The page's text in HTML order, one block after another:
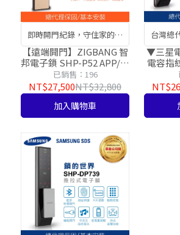
即時開門紀錄，守住家的每
一道關卡
【遠端開門】ZIGBANG 智
邦電子鎖 SHP-P52 APP/指
紋/卡片/密碼/鑰匙【台灣
總代理公司貨】
已銷售：196
NT$27,500NT$32,800
加入購物車
台灣總
▼三星
電容指
匙/門